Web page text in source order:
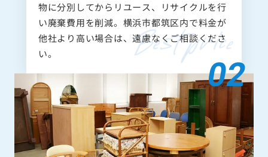
物に分別してからリユース、リサイクルを行
い廃棄費用を削減。横浜市都筑区内で料金が
他社より高い場合は、遠慮なくご相談くださ
い。